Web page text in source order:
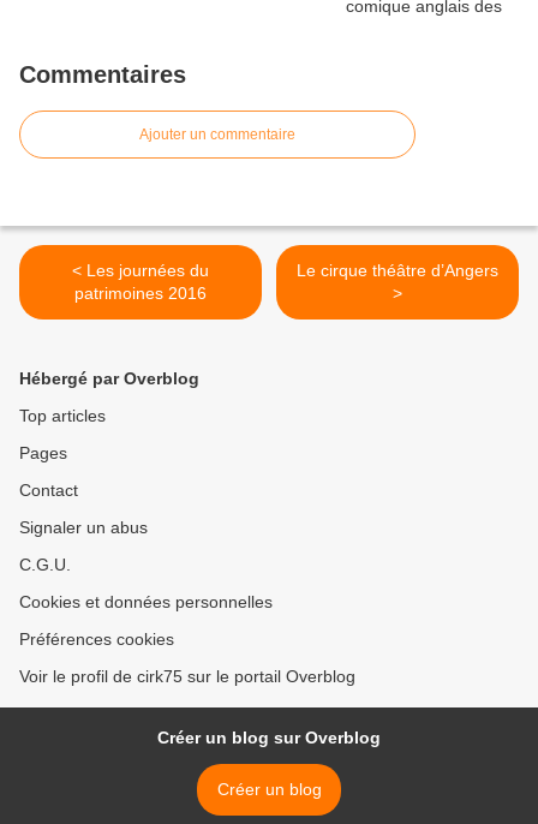
Commentaires
Ajouter un commentaire
< Les journées du
patrimoines 2016
Le cirque théâtre d’Angers
>
Hébergé par Overblog
Top articles
Pages
Contact
Signaler un abus
C.G.U.
Cookies et données personnelles
Préférences cookies
Voir le profil de cirk75 sur le portail Overblog
Créer un blog sur Overblog
Créer un blog